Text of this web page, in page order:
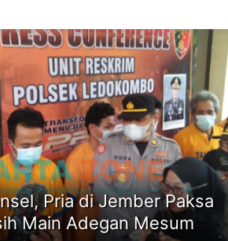
Pria di Jember Paksa
Main Adegan Mesum